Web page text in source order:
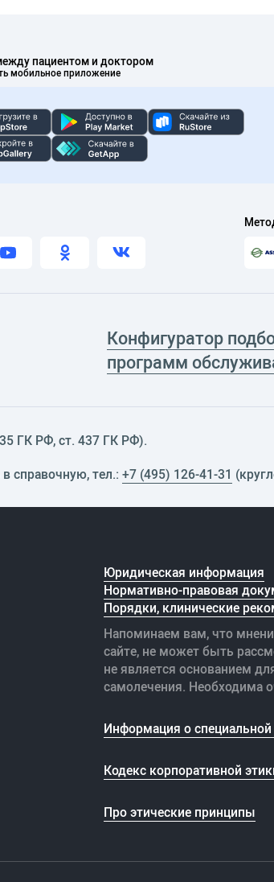
пациентом и доктором
мобильное приложение
Конфигуратор
программ
ГК РФ, cт. 437 ГК РФ).
справочную, тел.: +7 (495) 126-41-31
Юридическая информация
Нормативно-правовая
Порядки, клинические
Напоминаем вам, что
сайте, не может быть
не является основанием
самолечения. Необходима
Информация о
Кодекс корпоративной
Про этические принципы